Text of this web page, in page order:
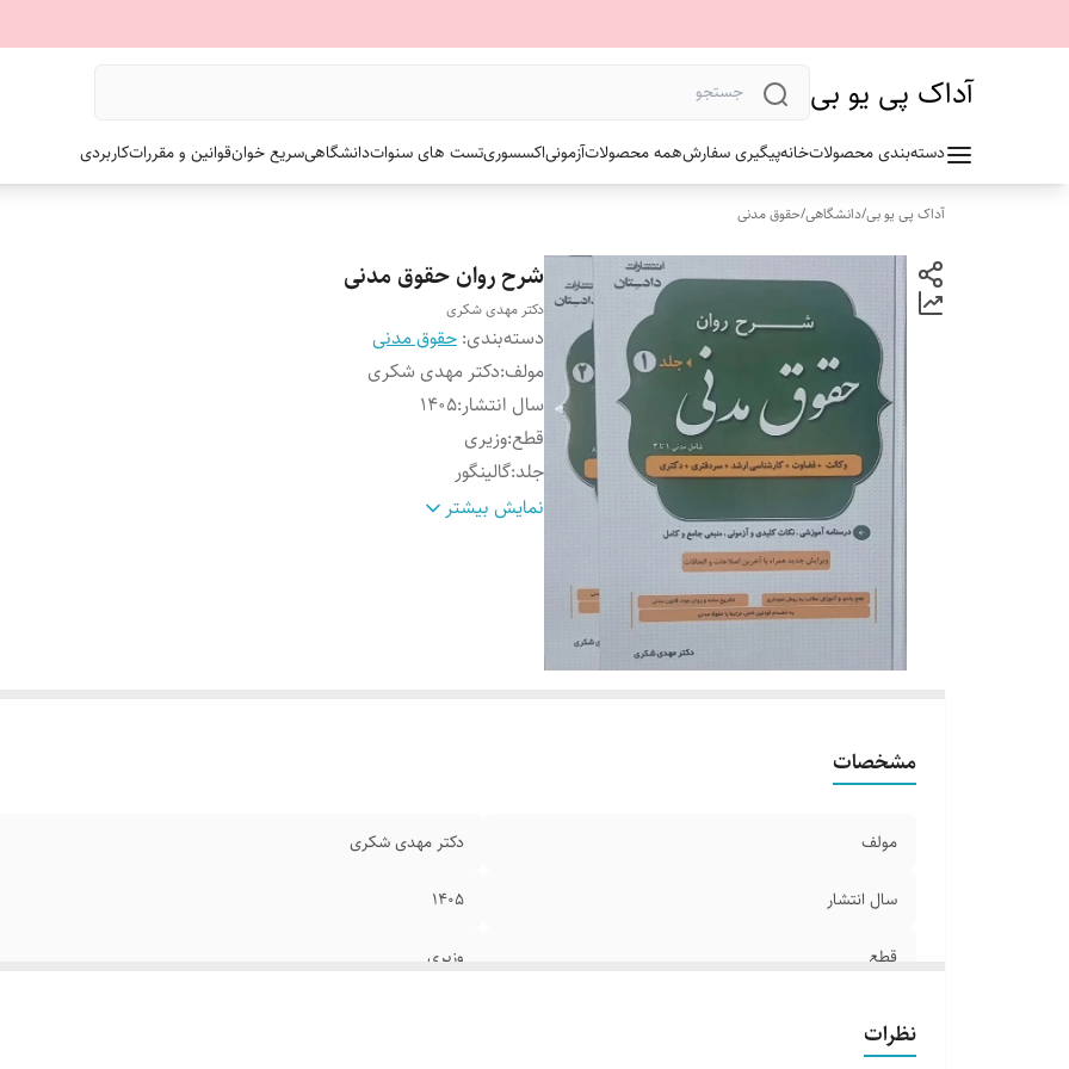
آداک پی یو بی
دسته‌بندی محصولاتخانهپیگیری سفارشهمه محصولاتآزمونیاکسسوریتست های سنواتدانشگاهیسریع خوانقوانین و مقرراتکاربردی
آداک پی یو بی/دانشگاهی/حقوق مدنی
شرح روان حقوق مدنی
دکتر مهدی شکری
دسته‌بندی: حقوق مدنی
مولف:دکتر مهدی شکری
سال انتشار:۱۴۰۵
قطع:وزیری
جلد:گالینگور
تعداد صفحات :جلد اول 688 و جلد دوم 600 نمایش بیشتر
مشخصات
مولف دکتر مهدی شکری
سال انتشار ۱۴۰۵
قطع وزیری
نظرات